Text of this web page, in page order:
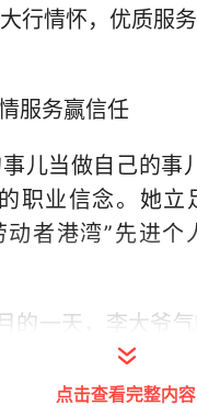
行情怀，优质服
服务赢信任
儿当做自己的事
职业信念。她立
动者港湾”先进个
的一天，李大爷
急匆匆地说要转
董畅赶忙迎上去
点击查看完整内容